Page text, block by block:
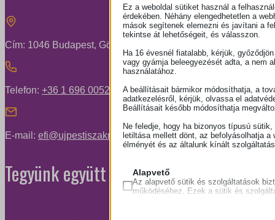
Cím: 1046 Budapest, Görgey Artúr u. 30.
Telefon: +36 1 696 0052
E-mail: efi@ujpestiszakrendelo.hu
Tegyünk együtt az egészségünkért!
Ez a weboldal sütiket használ a
érdekében. Néhány elengedhetetlen a
mások segítenek elemezni és javítani a
tekintse át lehetőségeit, és válasszon.
Ha 16 évesnél fiatalabb, kérjük,
vagy gyámja beleegyezését adta, a nem
használatához.
A beállításait bármikor módosíthatja, a
adatkezelésről, kérjük, olvassa el
Beállításait később módosíthatja
Ne feledje, hogy ha bizonyos típusú
letiltása mellett dönt, az befolyásolhatja a
élményét és az általunk kínált
Alapvető
Az alapvető sütik és szolgáltatások
működéséhez. Ezek a sütik és